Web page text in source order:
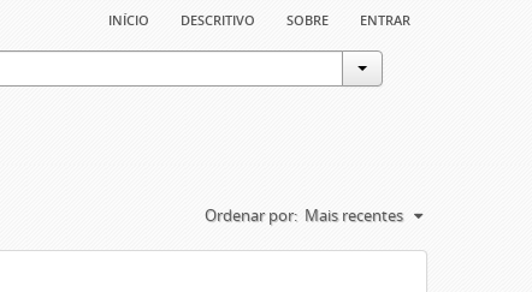
início descritivo sobre entrar
Ordenar por: Mais recentes